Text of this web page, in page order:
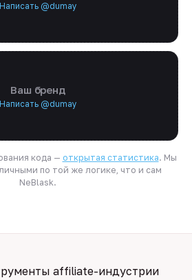
Написать @dumay
Ваш бренд
Написать @dumay
кода — открытая статистика. Мы
по той же логике, что и сам
NeBlask.
affiliate-индустрии